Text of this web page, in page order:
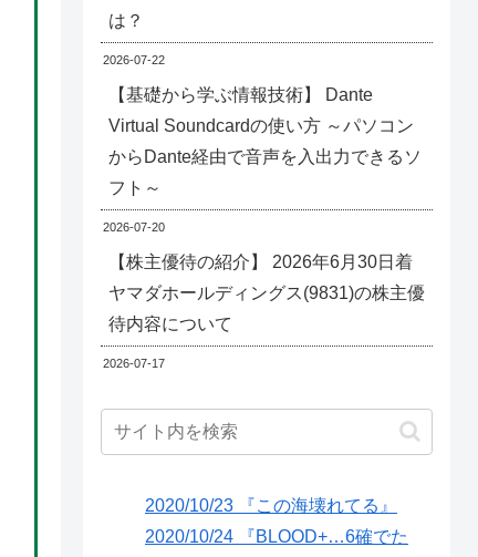
は？
2026-07-22
【基礎から学ぶ情報技術】 Dante
Virtual Soundcardの使い方 ～パソコン
からDante経由で音声を入出力できるソ
フト～
2026-07-20
【株主優待の紹介】 2026年6月30日着
ヤマダホールディングス(9831)の株主優
待内容について
2026-07-17
2020/10/23 『この海壊れてる』
2020/10/24 『BLOOD+…6確でた